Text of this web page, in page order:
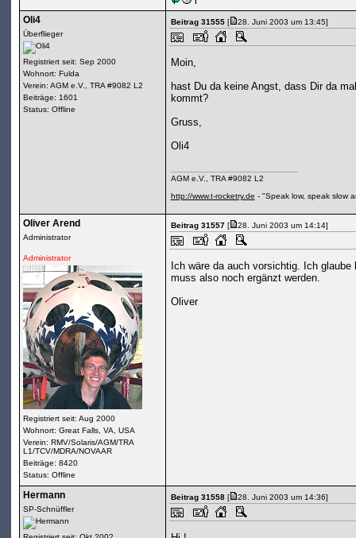
Oli4
Überflieger
Registriert seit: Sep 2000
Wohnort: Fulda
Verein: AGM e.V., TRA #9082 L2
Beiträge: 1601
Status: Offline
Beitrag 31555[ 28. Juni 2003 um 13:45]
Moin,
hast Du da keine Angst, dass Dir da
kommt?
Gruss,
Oli4
AGM e.V., TRA #9082 L2
http://www.t-rocketry.de - "Speak low, speak slow
Oliver Arend
Administrator
Administrator
Registriert seit: Aug 2000
Wohnort: Great Falls, VA, USA
Verein: RMV/Solaris/AGM/TRA
L1/TCV/MDRA/NOVAAR
Beiträge: 8420
Status: Offline
Beitrag 31557[ 28. Juni 2003 um 14:14]
Ich wäre da auch vorsichtig. Ich
muss also noch ergänzt werden.
Oliver
Hermann
SP-Schnüffler
Beitrag 31558[ 28. Juni 2003 um 14:36]